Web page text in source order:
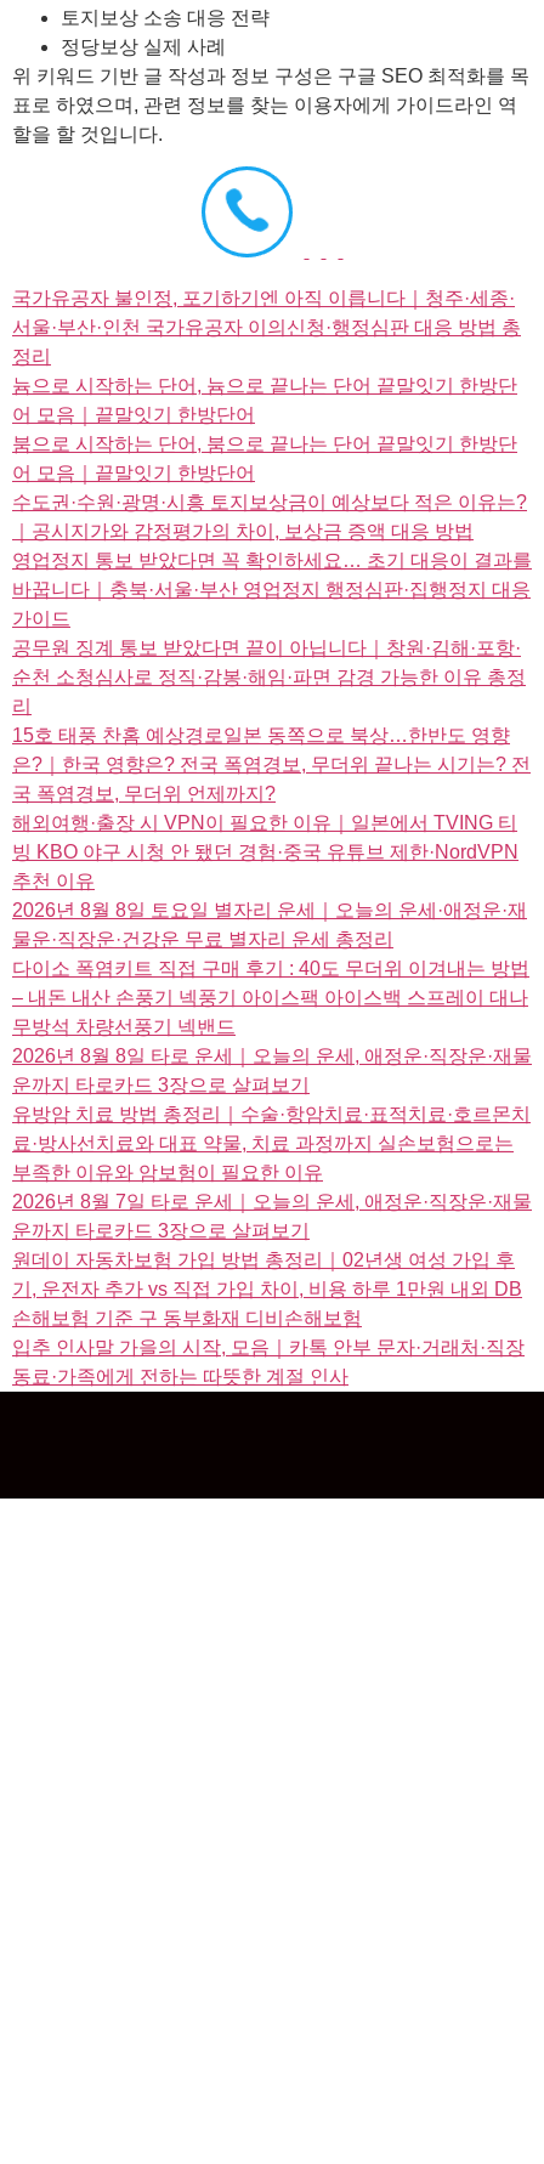
토지보상 소송 대응 전략
정당보상 실제 사례
위 키워드 기반 글 작성과 정보 구성은 구글 SEO 최적화를 목
표로 하였으며, 관련 정보를 찾는 이용자에게 가이드라인 역
할을 할 것입니다.
국가유공자 불인정, 포기하기엔 아직 이릅니다｜청주·세종·
서울·부산·인천 국가유공자 이의신청·행정심판 대응 방법 총
정리
늄으로 시작하는 단어, 늄으로 끝나는 단어 끝말잇기 한방단
어 모음｜끝말잇기 한방단어
붐으로 시작하는 단어, 붐으로 끝나는 단어 끝말잇기 한방단
어 모음｜끝말잇기 한방단어
수도권·수원·광명·시흥 토지보상금이 예상보다 적은 이유는?
｜공시지가와 감정평가의 차이, 보상금 증액 대응 방법
영업정지 통보 받았다면 꼭 확인하세요… 초기 대응이 결과를
바꿉니다｜충북·서울·부산 영업정지 행정심판·집행정지 대응
가이드
공무원 징계 통보 받았다면 끝이 아닙니다｜창원·김해·포항·
순천 소청심사로 정직·감봉·해임·파면 감경 가능한 이유 총정
리
15호 태풍 찬홈 예상경로일본 동쪽으로 북상…한반도 영향
은?｜한국 영향은? 전국 폭염경보, 무더위 끝나는 시기는? 전
국 폭염경보, 무더위 언제까지?
해외여행·출장 시 VPN이 필요한 이유｜일본에서 TVING 티
빙 KBO 야구 시청 안 됐던 경험·중국 유튜브 제한·NordVPN
추천 이유
2026년 8월 8일 토요일 별자리 운세｜오늘의 운세·애정운·재
물운·직장운·건강운 무료 별자리 운세 총정리
다이소 폭염키트 직접 구매 후기 : 40도 무더위 이겨내는 방법
– 내돈 내산 손풍기 넥풍기 아이스팩 아이스백 스프레이 대나
무방석 차량선풍기 넥밴드
2026년 8월 8일 타로 운세｜오늘의 운세, 애정운·직장운·재물
운까지 타로카드 3장으로 살펴보기
유방암 치료 방법 총정리｜수술·항암치료·표적치료·호르몬치
료·방사선치료와 대표 약물, 치료 과정까지 실손보험으로는
부족한 이유와 암보험이 필요한 이유
2026년 8월 7일 타로 운세｜오늘의 운세, 애정운·직장운·재물
운까지 타로카드 3장으로 살펴보기
원데이 자동차보험 가입 방법 총정리｜02년생 여성 가입 후
기, 운전자 추가 vs 직접 가입 차이, 비용 하루 1만원 내외 DB
손해보험 기준 구 동부화재 디비손해보험
입추 인사말 가을의 시작, 모음｜카톡 안부 문자·거래처·직장
동료·가족에게 전하는 따뜻한 계절 인사